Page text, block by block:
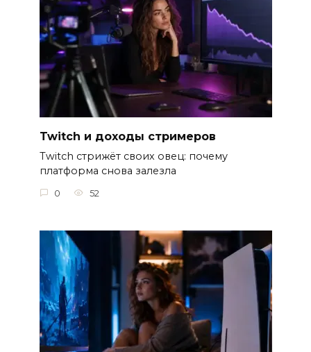
Twitch и доходы стримеров
Twitch стрижёт своих овец: почему
платформа снова залезла
0 52